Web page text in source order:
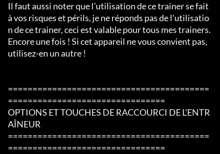
Il faut aussi noter que l'utilisation de ce trainer se fait
à vos risques et périls, je ne réponds pas de l'utilisatio
n de ce trainer, ceci est valable pour tous mes trainers.
Encore une fois ! Si cet appareil ne vous convient pas,
utilisez-en un autre !
=========================================
================================
OPTIONS ET TOUCHES DE RACCOURCI DE L'ENTR
AÎNEUR
=========================================
================================